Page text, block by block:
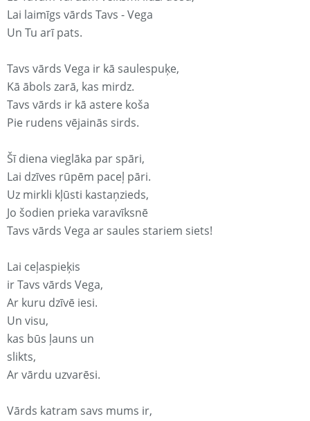
Lai laimīgs vārds Tavs - Vega
Un Tu arī pats.
Tavs vārds Vega ir kā saulespuķe,
Kā ābols zarā, kas mirdz.
Tavs vārds ir kā astere koša
Pie rudens vējainās sirds.
Šī diena vieglāka par spāri,
Lai dzīves rūpēm paceļ pāri.
Uz mirkli kļūsti kastaņzieds,
Jo šodien prieka varavīksnē
Tavs vārds Vega ar saules stariem siets!
Lai ceļaspieķis
ir Tavs vārds Vega,
Ar kuru dzīvē iesi.
Un visu,
kas būs ļauns un
slikts,
Ar vārdu uzvarēsi.
Vārds katram savs mums ir,